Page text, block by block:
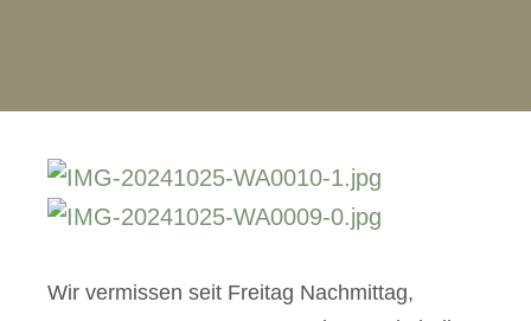
Wir vermissen seit Freitag Nachmittag,